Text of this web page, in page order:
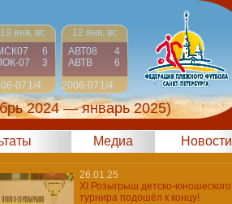
19 янв, вс
6
07
3
07 1/4
12 янв, вс
АВТ08
4
АВТВ
6
2006-07 1/4
2024 — январь 2025)
Медиа Новости
26.01.25
XI Розыгрыш детско-юношеского
турнира подошёл к концу!